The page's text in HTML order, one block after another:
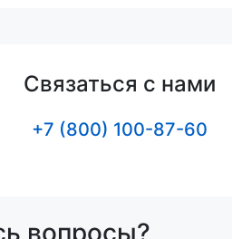
Связаться с нами
+7 (800) 100-87-60
вопросы?